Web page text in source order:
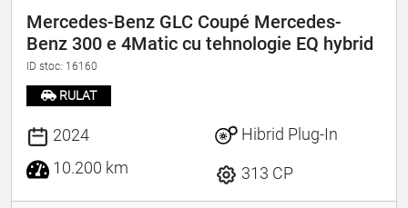
Mercedes-Benz GLC Coupé Mercedes-
Benz 300 e 4Matic cu tehnologie EQ hybrid
ID stoc: 16160
RULAT
2024
10.200 km
Hibrid Plug-In
313 CP